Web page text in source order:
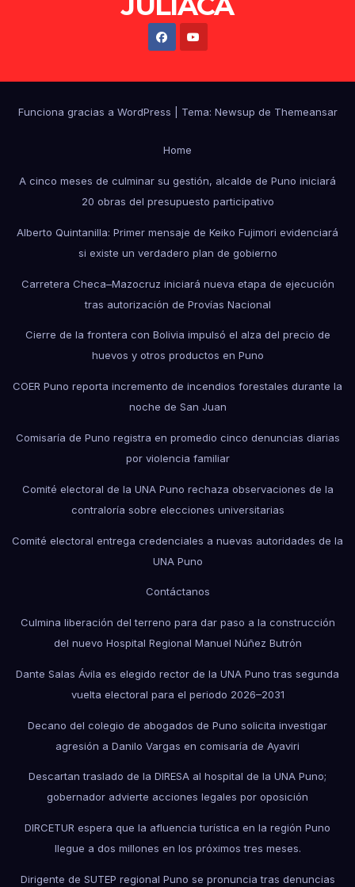
Funciona gracias a WordPress Tema: Newsup de Themeansar
Home
A cinco meses de culminar su gestión, alcalde de Puno iniciará
20 obras del presupuesto participativo
Alberto Quintanilla: Primer mensaje de Keiko Fujimori evidenciará
si existe un verdadero plan de gobierno
Carretera Checa–Mazocruz iniciará nueva etapa de ejecución
tras autorización de Provías Nacional
Cierre de la frontera con Bolivia impulsó el alza del precio de
huevos y otros productos en Puno
COER Puno reporta incremento de incendios forestales durante la
noche de San Juan
Comisaría de Puno registra en promedio cinco denuncias diarias
por violencia familiar
Comité electoral de la UNA Puno rechaza observaciones de la
contraloría sobre elecciones universitarias
Comité electoral entrega credenciales a nuevas autoridades de la
UNA Puno
Contáctanos
Culmina liberación del terreno para dar paso a la construcción
del nuevo Hospital Regional Manuel Núñez Butrón
Dante Salas Ávila es elegido rector de la UNA Puno tras segunda
vuelta electoral para el periodo 2026–2031
Decano del colegio de abogados de Puno solicita investigar
agresión a Danilo Vargas en comisaría de Ayaviri
Descartan traslado de la DIRESA al hospital de la UNA Puno;
gobernador advierte acciones legales por oposición
DIRCETUR espera que la afluencia turística en la región Puno
llegue a dos millones en los próximos tres meses.
Dirigente de SUTEP regional Puno se pronuncia tras denuncias